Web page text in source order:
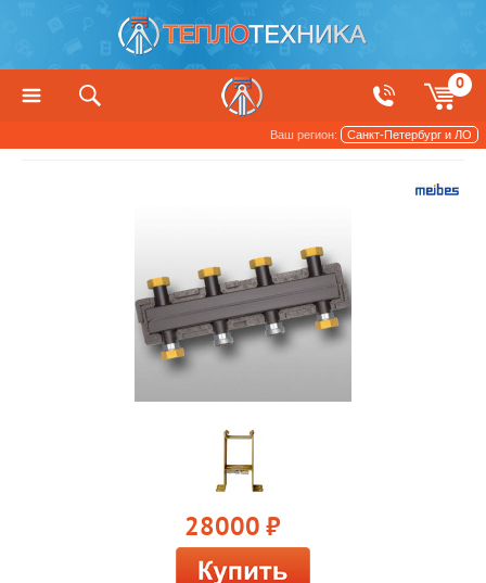
0
Ваш регион: Санкт-Петербург и ЛО
Группы быстрого монтажа
28000 руб.